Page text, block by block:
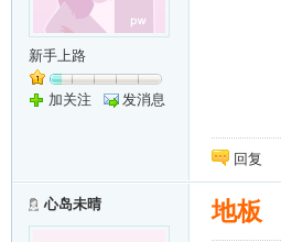
新手上路
加关注 发消息
回复
心岛未晴 地板